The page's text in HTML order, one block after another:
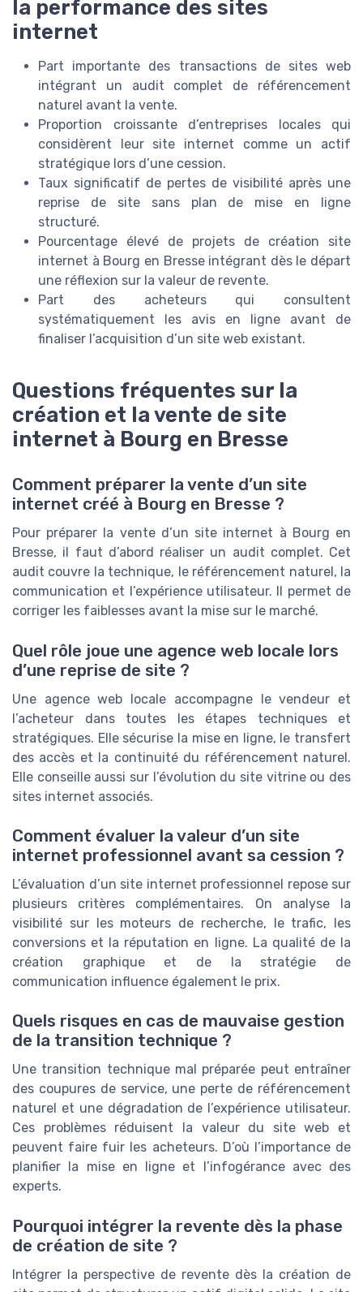
la performance des sites
internet
Part importante des transactions de sites web
intégrant un audit complet de référencement
naturel avant la vente.
Proportion croissante d’entreprises locales qui
considèrent leur site internet comme un actif
stratégique lors d’une cession.
Taux significatif de pertes de visibilité après une
reprise de site sans plan de mise en ligne
structuré.
Pourcentage élevé de projets de création site
internet à Bourg en Bresse intégrant dès le départ
une réflexion sur la valeur de revente.
Part des acheteurs qui consultent
systématiquement les avis en ligne avant de
finaliser l’acquisition d’un site web existant.
Questions fréquentes sur la
création et la vente de site
internet à Bourg en Bresse
Comment préparer la vente d’un site
internet créé à Bourg en Bresse ?
Pour préparer la vente d’un site internet à Bourg en
Bresse, il faut d’abord réaliser un audit complet. Cet
audit couvre la technique, le référencement naturel, la
communication et l’expérience utilisateur. Il permet de
corriger les faiblesses avant la mise sur le marché.
Quel rôle joue une agence web locale lors
d’une reprise de site ?
Une agence web locale accompagne le vendeur et
l’acheteur dans toutes les étapes techniques et
stratégiques. Elle sécurise la mise en ligne, le transfert
des accès et la continuité du référencement naturel.
Elle conseille aussi sur l’évolution du site vitrine ou des
sites internet associés.
Comment évaluer la valeur d’un site
internet professionnel avant sa cession ?
L’évaluation d’un site internet professionnel repose sur
plusieurs critères complémentaires. On analyse la
visibilité sur les moteurs de recherche, le trafic, les
conversions et la réputation en ligne. La qualité de la
création graphique et de la stratégie de
communication influence également le prix.
Quels risques en cas de mauvaise gestion
de la transition technique ?
Une transition technique mal préparée peut entraîner
des coupures de service, une perte de référencement
naturel et une dégradation de l’expérience utilisateur.
Ces problèmes réduisent la valeur du site web et
peuvent faire fuir les acheteurs. D’où l’importance de
planifier la mise en ligne et l’infogérance avec des
experts.
Pourquoi intégrer la revente dès la phase
de création de site ?
Intégrer la perspective de revente dès la création de